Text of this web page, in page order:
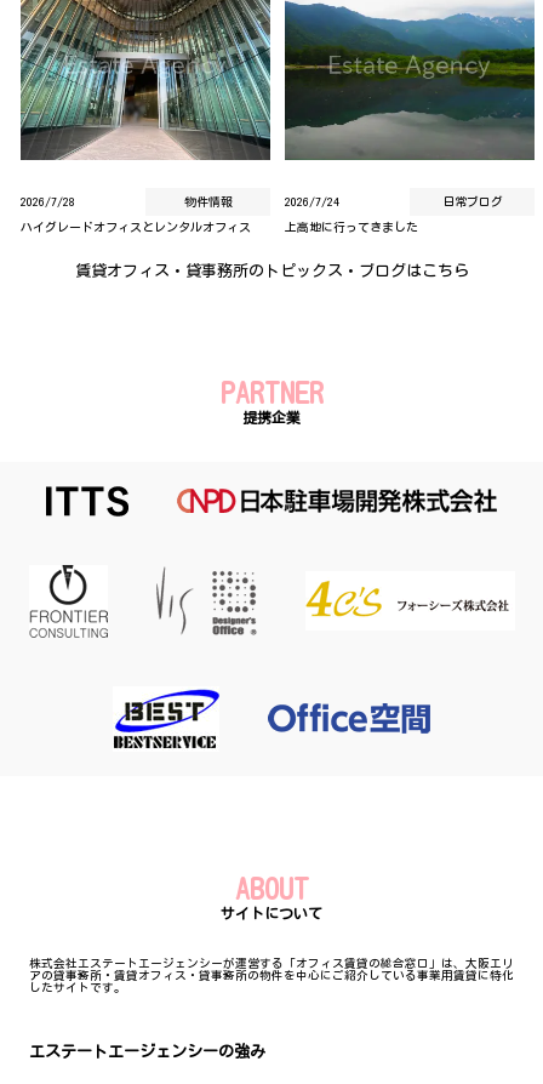
2026/7/28 物件情報
ハイグレードオフィスとレンタルオフィス
2026/7/24 日常ブログ
上高地に行ってきました
賃貸オフィス・貸事務所のトピックス・ブログはこちら
PARTNER
提携企業
ABOUT
サイトについて
株式会社エステートエージェンシーが運営する「オフィス賃貸の総合窓口」は、大阪エリ
アの貸事務所・賃貸オフィス・貸事務所の物件を中心にご紹介している事業用賃貸に特化
したサイトです。
エステートエージェンシーの強み